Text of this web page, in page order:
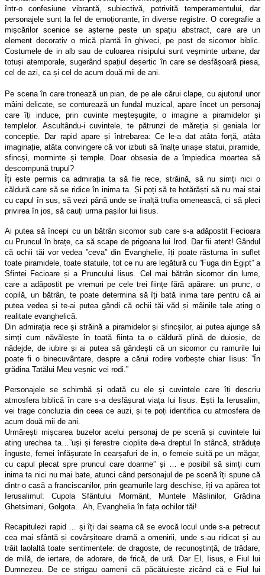
într-o confesiune vibrantă, subiectivă, potrivită temperamentului, dar
personajele sunt la fel de emoționante, în diverse registre. O coregrafie a
mișcărilor scenice se așterne peste un spațiu abstract, care are un
element decorativ o mică plantă în ghiveci, pe post de sicomor biblic.
Costumele de in alb sau de culoarea nisipului sunt veșminte urbane, dar
totuși atemporale, sugerând spațiul deșertic în care se desfășoară piesa,
cel de azi, ca și cel de acum două mii de ani.
Pe scena în care tronează un pian, de pe ale cărui clape, cu ajutorul unor
mâini delicate, se conturează un fundal muzical, apare încet un personaj
care îți induce, prin cuvinte meșteșugite, o imagine a piramidelor și
templelor. Ascultându-i cuvintele, te pătrunzi de măreția și geniala lor
concepție. Dar rapid apare și întrebarea: Ce le-a dat atâta forță, atâta
imaginație, atâta convingere că vor izbuti să înalțe uriașe statui, piramide,
sfincși, morminte și temple. Doar obsesia de a împiedica moartea să
descompună trupul?
Îți este permis ca admirația ta să fie rece, străină, să nu simți nici o
căldură care să se ridice în inima ta. Și poți să te hotărăști să nu mai stai
cu capul în sus, să vezi până unde se înalță trufia omenească, ci să pleci
privirea în jos, să cauți urma pașilor lui Iisus.
Ai putea să începi cu un bătrân sicomor sub care s-a adăpostit Fecioara
cu Pruncul în brațe, ca să scape de prigoana lui Irod. Dar fii atent! Gândul
că ochii tăi vor vedea ”ceva” din Evanghelie, îți poate răsturna în suflet
toate piramidele, toate statuile, tot ce nu are legătură cu ”Fuga din Egipt” a
Sfintei Fecioare și a Pruncului Iisus. Cel mai bătrân sicomor din lume,
care a adăpostit pe vremuri pe cele trei ființe fără apărare: un prunc, o
copilă, un bătrân, te poate determina să îți bată inima tare pentru că ai
putea vedea și te-ai putea gândi că ochii tăi văd și mâinile tale ating o
realitate evanghelică.
Din admirația rece și străină a piramidelor și sfincșilor, ai putea ajunge să
simți cum năvălește în toată ființa ta o căldură plină de duioșie, de
nădejde, de iubire și ai putea să gândești că un sicomor cu ramurile lui
poate fi o binecuvântare, despre a cărui rodire vorbește chiar Iisus: ”În
grădina Tatălui Meu veșnic vei rodi.”
Personajele se schimbă și odată cu ele și cuvintele care îți descriu
atmosfera biblică în care s-a desfășurat viața lui Iisus. Ești la Ierusalim,
vei trage concluzia din ceea ce auzi, și te poți identifica cu atmosfera de
acum două mii de ani.
Urmărești mișcarea buzelor acelui personaj de pe scenă și cuvintele lui
ating urechea ta…”uși și ferestre cioplite de-a dreptul în stâncă, străduțe
înguste, femei înfășurate în cearșafuri de in, o femeie suită pe un măgar,
cu capul plecat spre pruncul care doarme” și … e posibil să simți cum
inima ta nici nu mai bate, atunci când personajul de pe scenă îți spune că
dintr-o casă a franciscanilor, prin geamurile larg deschise, îți va apărea tot
Ierusalimul: Cupola Sfântului Mormânt, Muntele Măslinilor, Grădina
Ghetsimani, Golgota…Ah, Evanghelia în fața ochilor tăi!
Recapitulezi rapid … și îți dai seama că se evocă locul unde s-a petrecut
cea mai sfântă și covârșitoare dramă a omenirii, unde s-au ridicat și au
trăit laolaltă toate sentimentele: de dragoste, de recunoștință, de trădare,
de milă, de iertare, de adorare, de frică, de ură. Dar El, Iisus, e Fiul lui
Dumnezeu. De ce strigau oamenii că păcătuiește zicând că e Fiul lui